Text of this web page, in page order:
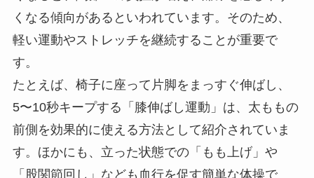
くなる傾向があるといわれています。そのため、
軽い運動やストレッチを継続することが重要で
す。
たとえば、椅子に座って片脚をまっすぐ伸ばし、
5〜10秒キープする「膝伸ばし運動」は、太ももの
前側を効果的に使える方法として紹介されていま
す。ほかにも、立った状態での「もも上げ」や
「股関節回し」なども血行を促す簡単な体操で